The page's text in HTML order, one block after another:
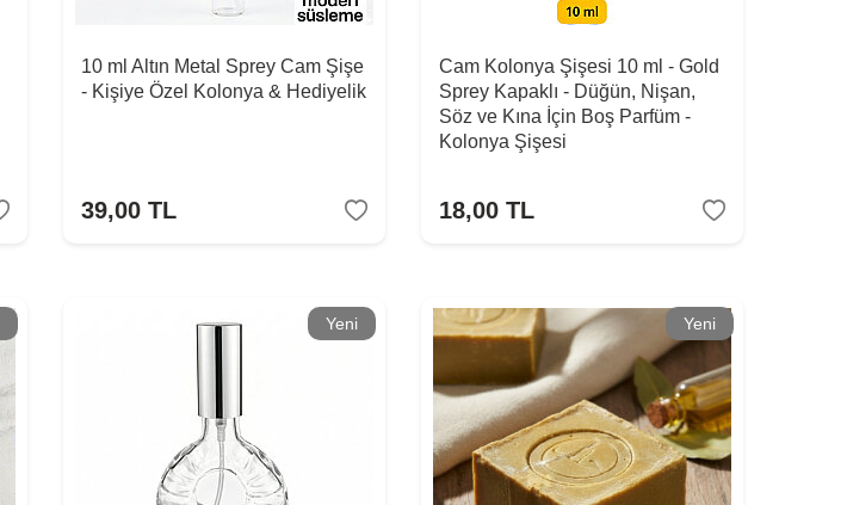
10 ml Altın Metal Sprey Cam Şişe
- Kişiye Özel Kolonya & Hediyelik
39,00TL
Cam Kolonya Şişesi 10 ml - Gold
Sprey Kapaklı - Düğün, Nişan,
Söz ve Kına İçin Boş Parfüm -
Kolonya Şişesi
18,00TL
Yeni Yeni